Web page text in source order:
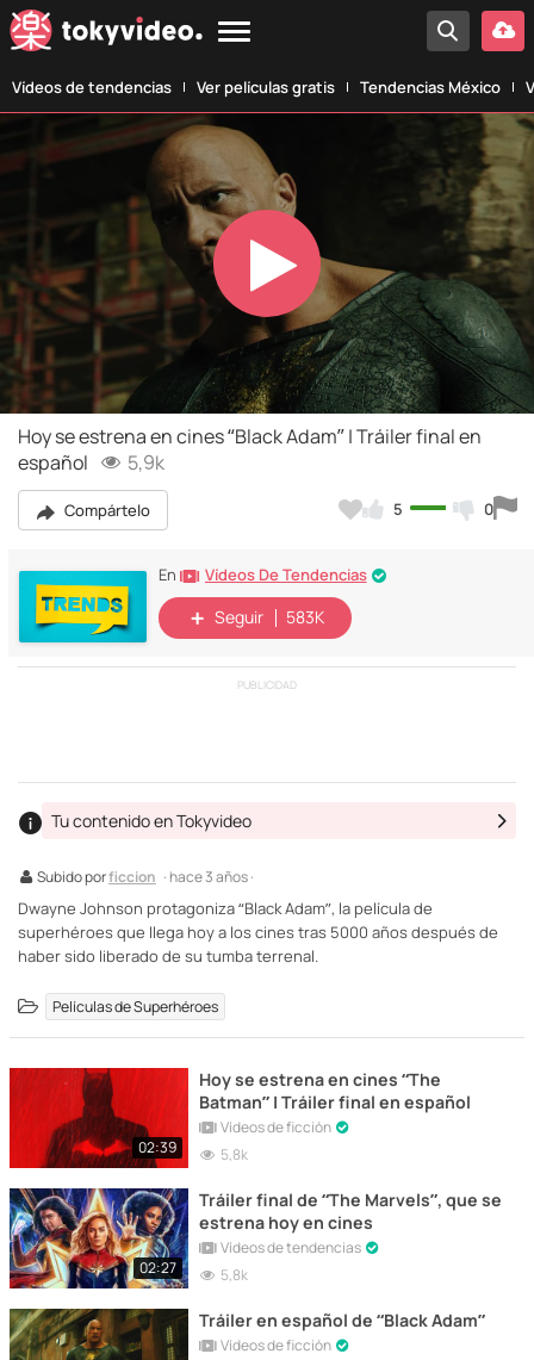
Vídeos de tendencias Ver películas gratis Tendencias México
Play
Video
Hoy se estrena en cines “Black Adam” | Tráiler final en
español
5,9k
Compártelo 5 0
En Vídeos De Tendencias
Seguir 583K
PUBLICIDAD
Subido porficcion · hace 3 años ·
Tu contenido en Tokyvideo
Dwayne Johnson protagoniza “Black Adam”, la película de
superhéroes que llega hoy a los cines tras 5000 años después de
haber sido liberado de su tumba terrenal.
Películas de Superhéroes
02:39
Hoy se estrena en cines “The
Batman” | Tráiler final en español
Vídeos de ficción
5,8k
02:27
Tráiler final de “The Marvels”, que se
estrena hoy en cines
Vídeos de tendencias
5,8k
Tráiler en español de “Black Adam”
Vídeos de ficción